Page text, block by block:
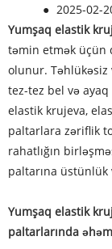
● 2025-02-
Yumşaq elastik
təmin etmək üçün
olunur.
tez-tez bel və ayaq
elastik krujeva,
paltarlara zəriflik
rahatlığın
paltarına üstünlük
Yumşaq elastik
paltarlarında